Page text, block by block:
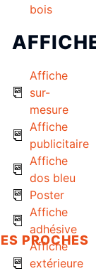
bois
Affiche
sur-
mesure
Affiche
publicitaire
Affiche
dos bleu
Poster
Affiche
adhésive
Affiche
extérieure
PROCHES